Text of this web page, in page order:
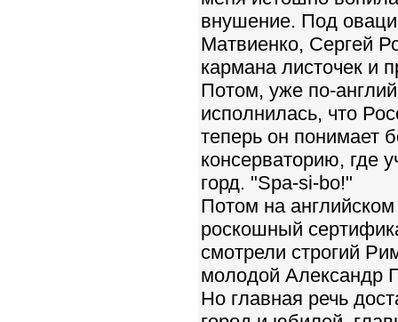
внушение. Под
Матвиенко, Сергей
кармана листочек и
Потом, уже по-
исполнилась, что
теперь он понимает
консерваторию, где
горд. "Spa-si-bo!"
Потом на
роскошный
смотрели строгий
молодой Александр
Но главная речь